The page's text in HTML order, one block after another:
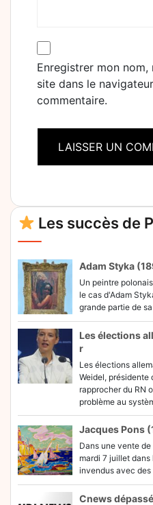
Enregistrer mon
site dans le
commentaire.
Les succès de
Adam Styka
Un peintre
le cas d'Adam
grande partie de
Les élections
r
Les élections
Weidel, présidente
rapprocher du RN
problème au
Jacques Pons
Dans une vente
mardi 7 juillet
invendus avec des
Cnews